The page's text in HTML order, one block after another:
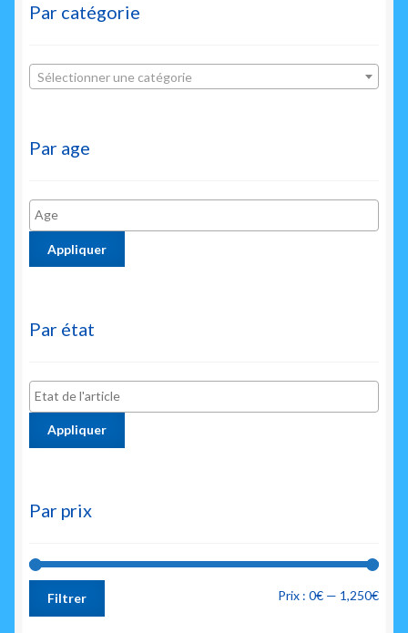
Par catégorie
Sélectionner une catégorie
Par age
Appliquer
Par état
Appliquer
Par prix
Prix
Prix
Filtrer Prix : 0€ — 1,250€